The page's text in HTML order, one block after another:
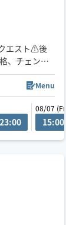
エスト⚠️後
、チェンマ
層までほぐ
のためリク
。お早め希
Menu
23:00
08/07 (Fri)
15:00